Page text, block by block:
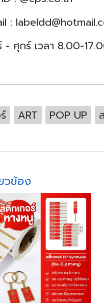
:
- ศุกร์ เวลา 8.00-
ART POP UP
วข้อง